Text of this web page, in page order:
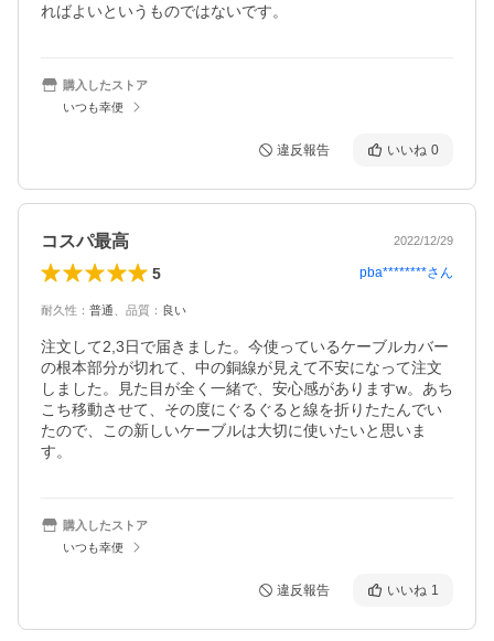
ればよいというものではないです。
購入したストア
いつも幸便
違反報告 いいね 0
コスパ最高 2022/12/29
5 pba********さん
耐久性 ： 普通 品質 ： 良い
注文して2,3日で届きました。今使っているケーブルカバー
の根本部分が切れて、中の銅線が見えて不安になって注文
しました。見た目が全く一緒で、安心感がありますw。あち
こち移動させて、その度にぐるぐると線を折りたたんでい
たので、この新しいケーブルは大切に使いたいと思いま
す。
購入したストア
いつも幸便
違反報告 いいね 1